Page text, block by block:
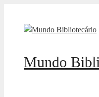
Mundo